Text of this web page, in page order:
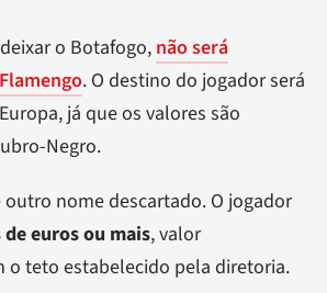
o Botafogo, não será
. O destino do jogador será
já que os valores são
Negro.
outro nome descartado. O jogador
euros ou mais, valor
o teto estabelecido pela diretoria.